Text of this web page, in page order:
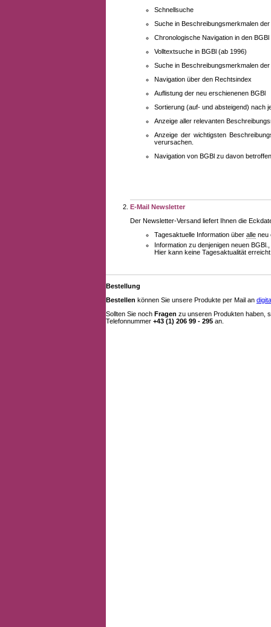
Schnellsuche
Suche in Beschreibungsmerkmalen
Chronologische Navigation in den BGBl
Volltextsuche in BGBl (ab 1996)
Suche in Beschreibungsmerkmalen
Navigation über den Rechtsindex
Auflistung der neu erschienenen BGBl
Sortierung (auf- und absteigend) nach
Anzeige aller relevanten
Anzeige der wichtigsten
verursachen.
Navigation von BGBl zu davon
E-Mail Newsletter
Der Newsletter-Versand liefert Ihnen die
Tagesaktuelle Information über alle neu
Information zu denjenigen neuen
Hier kann keine Tagesaktualität
Bestellung
Bestellen können Sie unsere Produkte per Mail an
Sollten Sie noch Fragen zu unseren Produkten haben,
Telefonnummer +43 (1) 206 99 - 295 an.